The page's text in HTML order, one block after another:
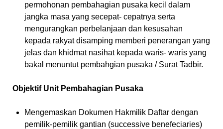
permohonan pembahagian pusaka kecil dalam
jangka masa yang secepat- cepatnya serta
mengurangkan perbelanjaan dan kesusahan
kepada rakyat disamping memberi penerangan yang
jelas dan khidmat nasihat kepada waris- waris yang
bakal menuntut pembahgian pusaka / Surat Tadbir.
Objektif Unit Pembahagian Pusaka
Mengemaskan Dokumen Hakmilik Daftar dengan
pemilik-pemilik gantian (successive benefeciaries)